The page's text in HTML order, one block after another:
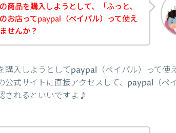
商品を購入しようとして、「ふっと、
お店ってpaypal（ペイパル）って使え
せんか？
入しようとしてpaypal（ペイパル）って使
式サイトに直接アクセスして、paypal（ペイ
されるといいですよ♪